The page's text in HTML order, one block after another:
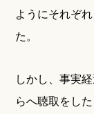
ようにそれぞ
た。
しかし、事実
らへ聴取をし